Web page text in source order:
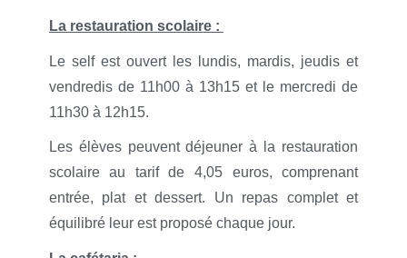
La restauration scolaire :
Le self est ouvert les lundis, mardis, jeudis et
vendredis de 11h00 à 13h15 et le mercredi de
11h30 à 12h15.
Les élèves peuvent déjeuner à la restauration
scolaire au tarif de 4,05 euros, comprenant
entrée, plat et dessert. Un repas complet et
équilibré leur est proposé chaque jour.